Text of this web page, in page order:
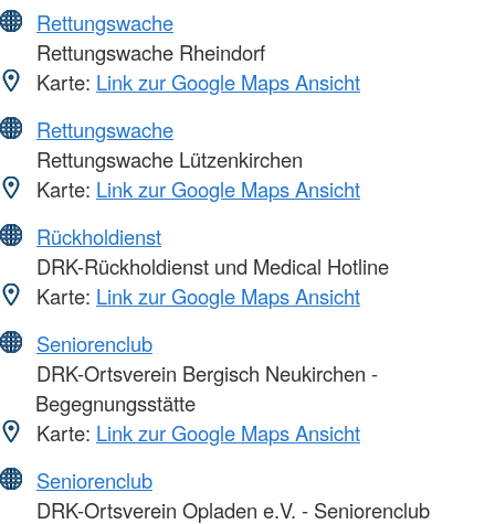
Rettungswache
Rettungswache Rheindorf
Karte: Link zur Google Maps Ansicht
Rettungswache
Rettungswache Lützenkirchen
Karte: Link zur Google Maps Ansicht
Rückholdienst
DRK-Rückholdienst und Medical Hotline
Karte: Link zur Google Maps Ansicht
Seniorenclub
DRK-Ortsverein Bergisch Neukirchen -
Begegnungsstätte
Karte: Link zur Google Maps Ansicht
Seniorenclub
DRK-Ortsverein Opladen e.V. - Seniorenclub